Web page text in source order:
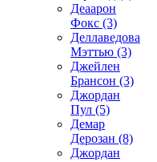
Деаарон
Фокс (3)
Деллаведова
Мэттью (3)
Джейлен
Брансон (3)
Джордан
Пул (5)
Демар
Дерозан (8)
Джордан